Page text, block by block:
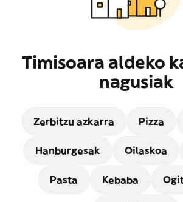
Timisoara aldeko
nagusiak
Zerbitzu azkarra Pizza
Hanburgesak Oilaskoa
Pasta Kebaba